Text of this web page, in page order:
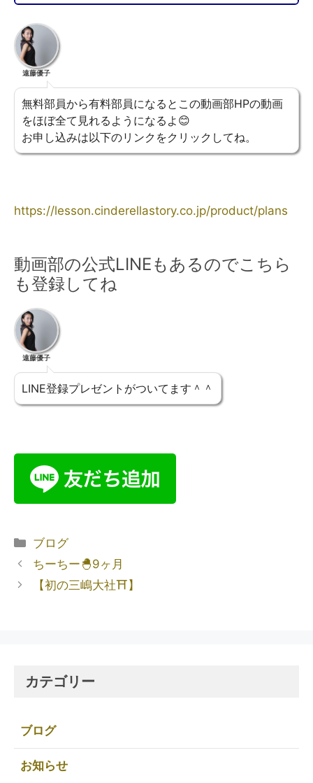
遠藤優子
無料部員から有料部員になるとこの動画部HPの動画
をほぼ全て見れるようになるよ😊
お申し込みは以下のリンクをクリックしてね。
https://lesson.cinderellastory.co.jp/product/plans
動画部の公式LINEもあるのでこちら
も登録してね
遠藤優子
LINE登録プレゼントがついてます＾＾
ブログ
ちーちー🐣9ヶ月
【初の三嶋大社⛩️】
カテゴリー
ブログ
お知らせ